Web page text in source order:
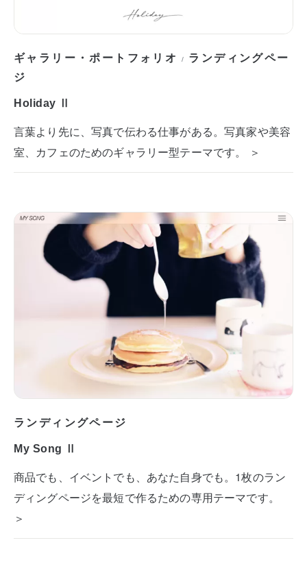
ギャラリー・ポートフォリオ / ランディングペー
ジ
Holiday Ⅱ
言葉より先に、写真で伝わる仕事がある。写真家や美容
室、カフェのためのギャラリー型テーマです。 ＞
ランディングページ
My Song Ⅱ
商品でも、イベントでも、あなた自身でも。1枚のラン
ディングページを最短で作るための専用テーマです。
＞